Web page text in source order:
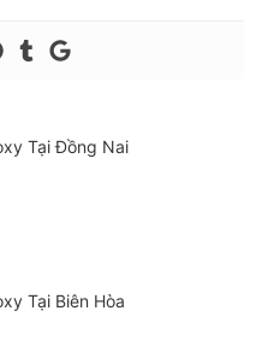
Tại Đồng Nai
Tại Biên Hòa